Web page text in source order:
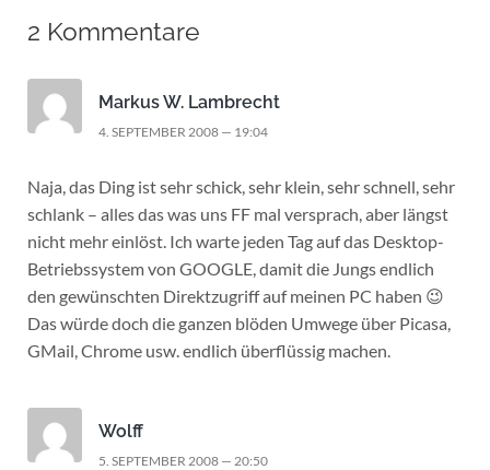
2 Kommentare
Markus W. Lambrecht
4. SEPTEMBER 2008 — 19:04
Naja, das Ding ist sehr schick, sehr klein, sehr schnell, sehr
schlank – alles das was uns FF mal versprach, aber längst
nicht mehr einlöst. Ich warte jeden Tag auf das Desktop-
Betriebssystem von GOOGLE, damit die Jungs endlich
den gewünschten Direktzugriff auf meinen PC haben 😉
Das würde doch die ganzen blöden Umwege über Picasa,
GMail, Chrome usw. endlich überflüssig machen.
Wolff
5. SEPTEMBER 2008 — 20:50